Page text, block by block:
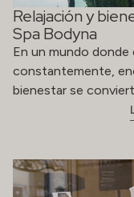
Relajación y
Spa Bodyna
En un mundo donde
constantemente,
bienestar se
Diez años de
El restaurante